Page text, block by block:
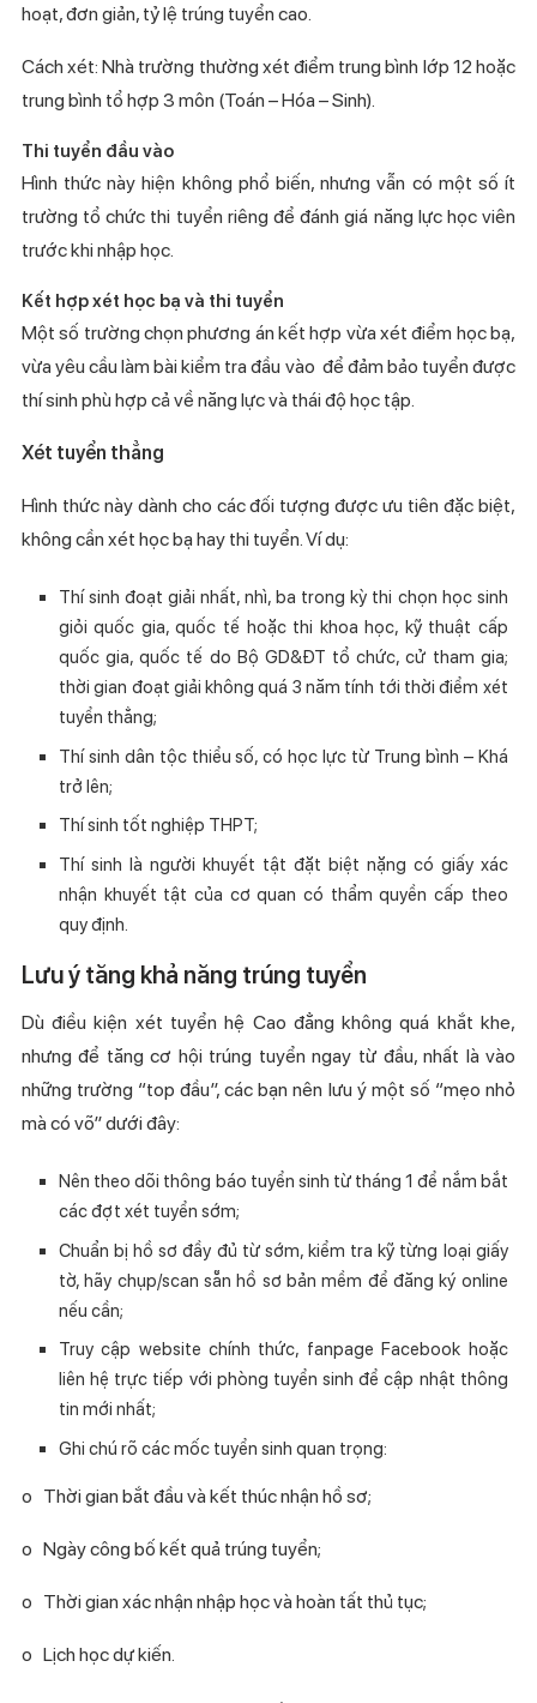
hoạt, đơn giản, tỷ lệ trúng tuyển cao.
Cách xét: Nhà trường thường xét điểm trung bình lớp 12 hoặc
trung bình tổ hợp 3 môn (Toán – Hóa – Sinh).
Thi tuyển đầu vào
Hình thức này hiện không phổ biến, nhưng vẫn có một số ít
trường tổ chức thi tuyển riêng để đánh giá năng lực học viên
trước khi nhập học.
Kết hợp xét học bạ và thi tuyển
Một số trường chọn phương án kết hợp vừa xét điểm học bạ,
vừa yêu cầu làm bài kiểm tra đầu vào để đảm bảo tuyển được
thí sinh phù hợp cả về năng lực và thái độ học tập.
Xét tuyển thẳng
Hình thức này dành cho các đối tượng được ưu tiên đặc biệt,
không cần xét học bạ hay thi tuyển. Ví dụ:
Thí sinh đoạt giải nhất, nhì, ba trong kỳ thi chọn học sinh
giỏi quốc gia, quốc tế hoặc thi khoa học, kỹ thuật cấp
quốc gia, quốc tế do Bộ GD&ĐT tổ chức, cử tham gia;
thời gian đoạt giải không quá 3 năm tính tới thời điểm xét
tuyển thẳng;
Thí sinh dân tộc thiểu số, có học lực từ Trung bình – Khá
trở lên;
Thí sinh tốt nghiệp THPT;
Thí sinh là người khuyết tật đặt biệt nặng có giấy xác
nhận khuyết tật của cơ quan có thẩm quyền cấp theo
quy định.
Lưu ý tăng khả năng trúng tuyển
Dù điều kiện xét tuyển hệ Cao đẳng không quá khắt khe,
nhưng để tăng cơ hội trúng tuyển ngay từ đầu, nhất là vào
những trường “top đầu”, các bạn nên lưu ý một số “mẹo nhỏ
mà có võ” dưới đây:
Nên theo dõi thông báo tuyển sinh từ tháng 1 để nắm bắt
các đợt xét tuyển sớm;
Chuẩn bị hồ sơ đầy đủ từ sớm, kiểm tra kỹ từng loại giấy
tờ, hãy chụp/scan sẵn hồ sơ bản mềm để đăng ký online
nếu cần;
Truy cập website chính thức, fanpage Facebook hoặc
liên hệ trực tiếp với phòng tuyển sinh để cập nhật thông
tin mới nhất;
Ghi chú rõ các mốc tuyển sinh quan trọng:
o Thời gian bắt đầu và kết thúc nhận hồ sơ;
o Ngày công bố kết quả trúng tuyển;
o Thời gian xác nhận nhập học và hoàn tất thủ tục;
o Lịch học dự kiến.